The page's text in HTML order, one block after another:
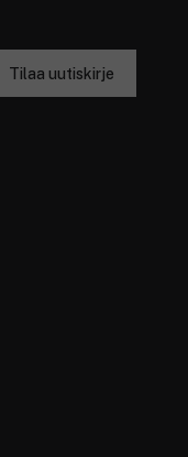
Tilaa uutiskirje